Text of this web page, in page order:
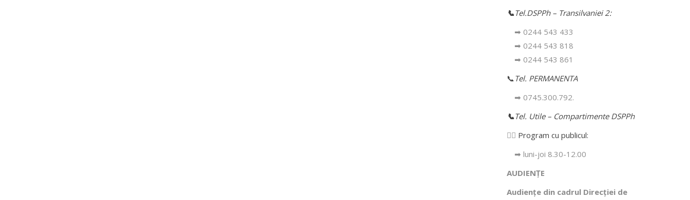
📞Tel.DSPPh – Transilvaniei 2:
➡ 0244 543 433
➡ 0244 543 818
➡ 0244 543 861
📞 Tel. PERMANENTA
➡ 0745.300.792.
📞Tel. Utile – Compartimente DSPPh
👩‍⚕️ Program cu publicul:
➡ luni-joi 8.30-12.00
AUDIENȚE
Audiențe din cadrul Direcţiei de